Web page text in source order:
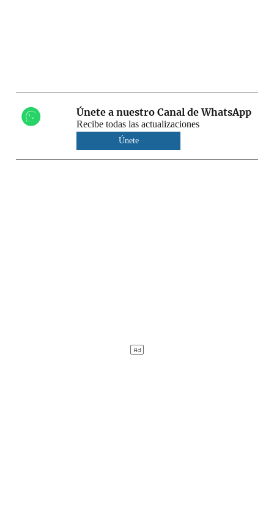
Únete a nuestro Canal de WhatsApp
Recibe todas las actualizaciones
Únete